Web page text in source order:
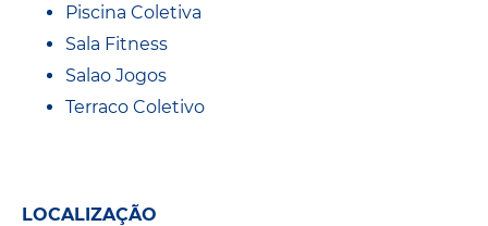
Piscina Coletiva
Sala Fitness
Salao Jogos
Terraco Coletivo
LOCALIZAÇÃO